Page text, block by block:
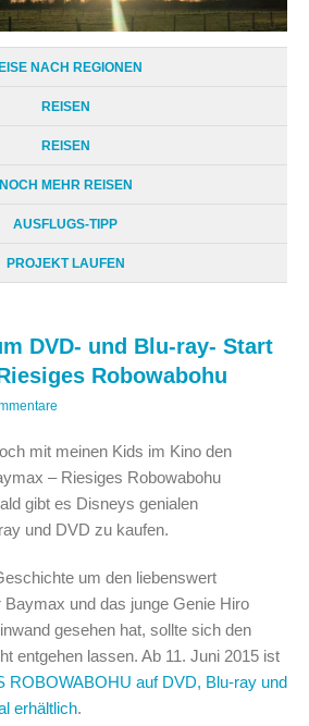
NACH REGIONEN
REISEN
REISEN
NOCH MEHR REISEN
AUSFLUGS-TIPP
PROJEKT LAUFEN
DVD- und Blu-ray- Start
Robowabohu
mit meinen Kids im Kino den
– Riesiges Robowabohu
gibt es Disneys genialen
und DVD zu kaufen.
um den liebenswert
und das junge Genie Hiro
gesehen hat, sollte sich den
entgehen lassen. Ab 11. Juni 2015 ist
ROBOWABOHU auf DVD, Blu-ray und
erhältlich.